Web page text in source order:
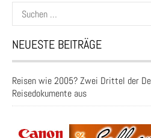
Suchen
nach:
NEUESTE BEITRÄGE
Reisen wie 2005? Zwei Drittel der
Reisedokumente aus